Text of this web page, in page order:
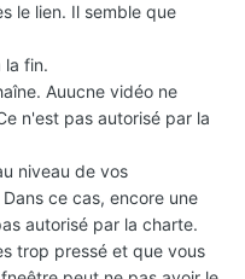
le lien. Il semble que
la fin.
Auucne vidéo ne
n'est pas autorisé par la
niveau de vos
ce cas, encore une
autorisé par la charte.
trop pressé et que vous